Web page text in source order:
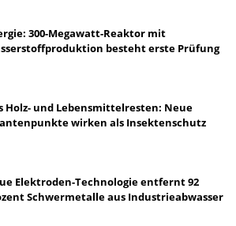
300-Megawatt-Reaktor mit
besteht erste Prüfung
Holz- und Lebensmittelresten: Neue
wirken als Insektenschutz
Elektroden-Technologie entfernt 92
Schwermetalle aus Industrieabwasser